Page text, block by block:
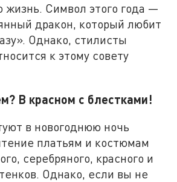
жизнь. Символ этого года —
дракон, который любит
Однако, стилисты
к этому совету
В красном с блестками!
в новогоднюю ночь
платьям и костюмам
серебряного, красного и
Однако, если вы не